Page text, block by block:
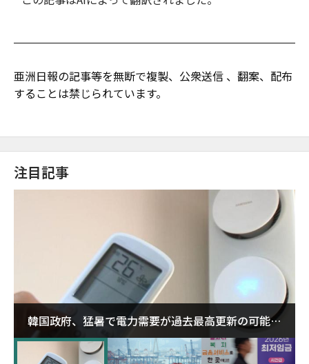
亜洲日報の記事等を無断で複製、公衆送信 、翻案、配布
することは禁じられています。
注目記事
韓国政府、猛暑で電力需要が過去最高更新の可能性
に需給対応体制を点検